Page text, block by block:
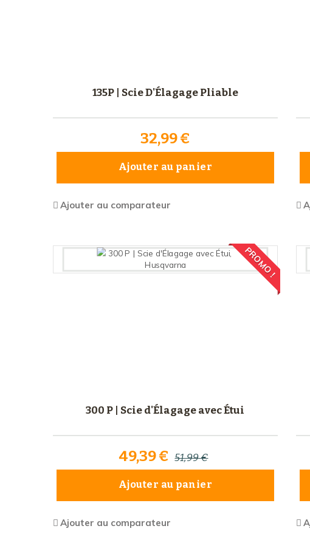
135P | Scie D'Élagage Pliable
32,99 €
Ajouter au panier
Ajouter au comparateur
PROMO !
300 P | Scie d'Élagage avec Étui
49,39 € 51,99 €
Ajouter au panier
Ajouter au comparateur